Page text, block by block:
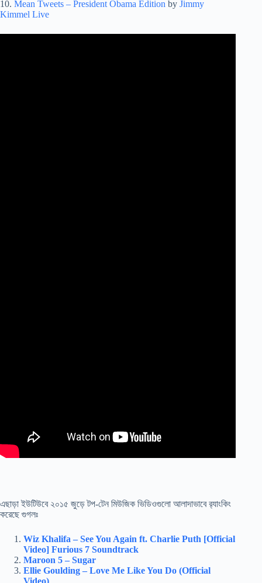
10. Mean Tweets – President Obama Edition by Jimmy
Kimmel Live
এছাড়া ইউটিউবে ২০১৫ জুড়ে টপ-টেন মিউজিক ভিডিওগুলো আলাদাভাবে র‍্যাংকিং
করেছে গুগলঃ
Wiz Khalifa – See You Again ft. Charlie Puth [Official
Video] Furious 7 Soundtrack
Maroon 5 – Sugar
Ellie Goulding – Love Me Like You Do (Official
Video)